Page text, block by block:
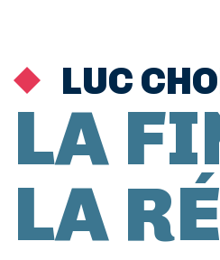
LUC
LA
LA